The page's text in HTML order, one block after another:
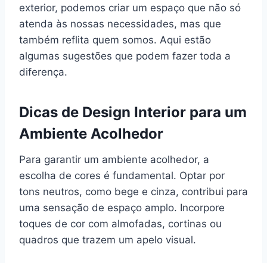
exterior, podemos criar um espaço que não só
atenda às nossas necessidades, mas que
também reflita quem somos. Aqui estão
algumas sugestões que podem fazer toda a
diferença.
Dicas de Design Interior para um
Ambiente Acolhedor
Para garantir um ambiente acolhedor, a
escolha de cores é fundamental. Optar por
tons neutros, como bege e cinza, contribui para
uma sensação de espaço amplo. Incorpore
toques de cor com almofadas, cortinas ou
quadros que trazem um apelo visual.